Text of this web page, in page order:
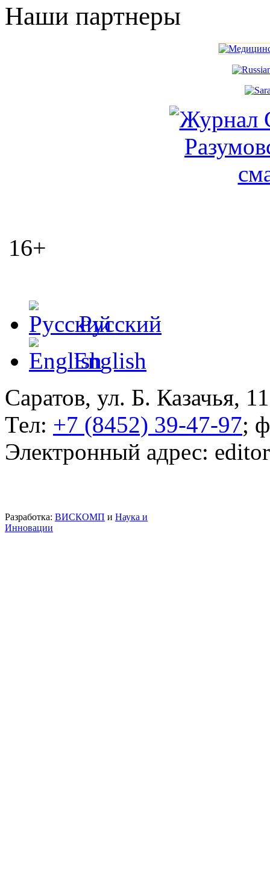
Наши партнеры
16+
Русский
English
Саратов, ул. Б. Казачья,
Тел: +7 (8452) 39-47-97;
Электронный адрес:
Разработка: ВИСКОМП и Наука и
Инновации